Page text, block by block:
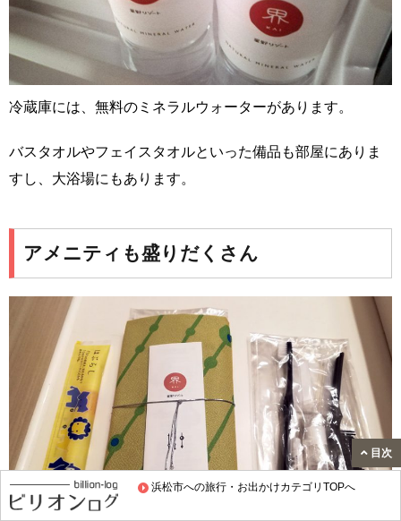
浜松市への旅行・お出かけカテゴリTOPへ
冷蔵庫には、無料のミネラルウォーターがあります。
バスタオルやフェイスタオルといった備品も部屋にありま
すし、大浴場にもあります。
アメニティも盛りだくさん
目次